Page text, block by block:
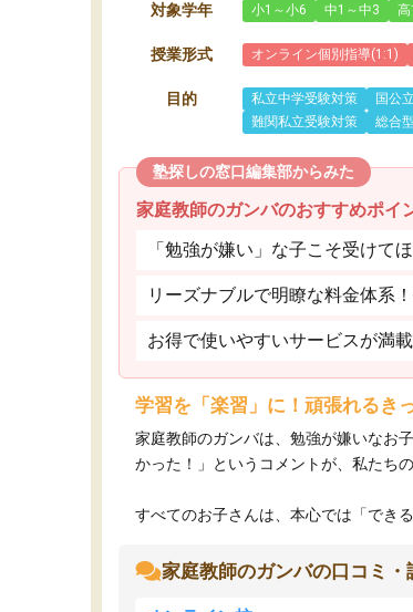
対象学年 小1～小6 中1～中3
授業形式 オンライン個別指導(1:1)
目的 私立中学受験対策 国公
難関私立受験対策
総合
塾探しの窓口編集部からみた
家庭教師のガンバのおすすめポイ
「勉強が嫌い」な子こそ受けて
リーズナブルで明瞭な料金体系
お得で使いやすいサービスが満
学習を「楽習」に！頑張れるき
家庭教師のガンバは、勉強が嫌いなお
かった！」というコメントが、私たち
すべてのお子さんは、本心では「でき
家庭教師のガンバの口コミ・